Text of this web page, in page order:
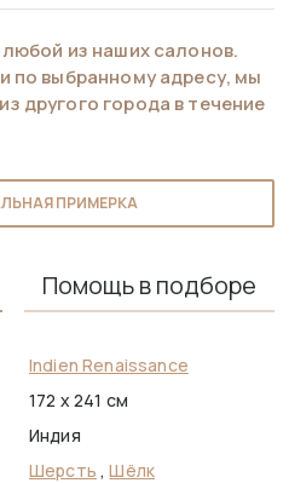
из наших салонов.
по выбранному адресу, мы
другого города в течение
ПРИМЕРКА
Помощь в подборе
Indien Renaissance
172 x 241 см
Индия
Шерсть ,Шёлк